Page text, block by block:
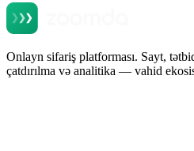
Onlayn sifariş platforması. Sayt,
çatdırılma və analitika — vahid